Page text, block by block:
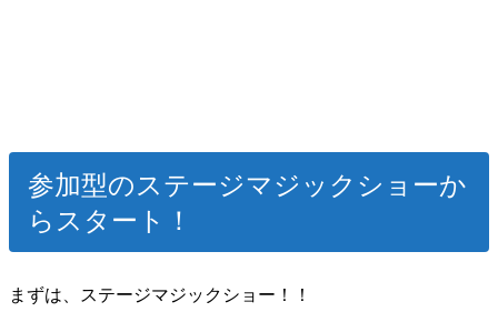
参加型のステージマジックショーか
らスタート！
まずは、ステージマジックショー！！